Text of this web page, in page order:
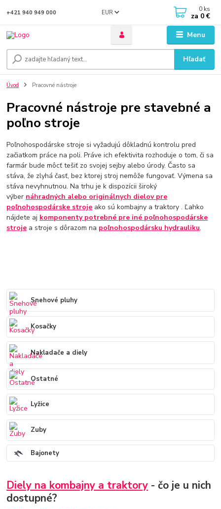
Menu
EUR
Hľadať
+421 940 949 000 0 ks
za 0 €
Úvod Pracovné nástroje
Pracovné nástroje pre stavebné a
poľno stroje
Poľnohospodárske stroje si vyžadujú dôkladnú kontrolu pred
začiatkom práce na poli. Práve ich efektivita rozhoduje o tom, či sa
farmár bude môcť tešiť zo svojej sejby alebo úrody. Často sa
stáva, že zlyhá časť, bez ktorej stroj nemôže fungovať. Výmena sa
stáva nevyhnutnou. Na trhu je k dispozícii široký
výber náhradných alebo originálnych dielov pre
poľnohospodárske stroje ako sú kombajny a traktory . Ľahko
nájdete aj komponenty potrebné pre iné poľnohospodárske
stroje a stroje s dôrazom na poľnohospodársku hydrauliku.
Snehové pluhy
Kosačky
Nakladače a diely
Ostatné
Lyžice
Zuby
Bajonety
Diely na kombajny a traktory - čo je u nich
dostupné?